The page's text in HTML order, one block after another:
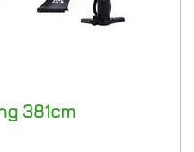
381cm